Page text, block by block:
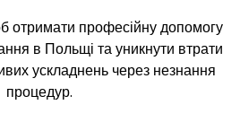
отримати професійну допомогу
в Польщі та уникнути втрати
ускладнень через незнання
процедур.